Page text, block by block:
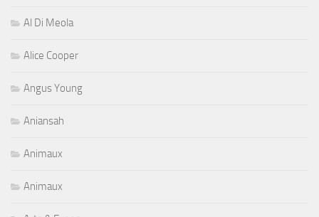
Al Di Meola
Alice Cooper
Angus Young
Aniansah
Animaux
Animaux